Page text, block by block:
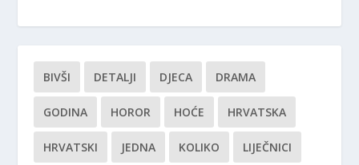
BIVŠI DETALJI DJECA DRAMA
GODINA HOROR HOĆE HRVATSKA
HRVATSKI JEDNA KOLIKO LIJEČNICI